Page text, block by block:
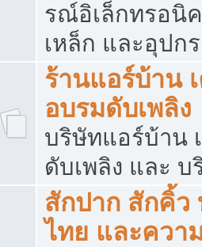
รณ์อิเล็กทรอนิ
เหล็ก และอุปก
ร้านแอร์บ้าน
อบรมดับเพลิง
บริษัทแอร์บ้าน
ดับเพลิง และ
สักปาก สักคิ้
ไทย และควา